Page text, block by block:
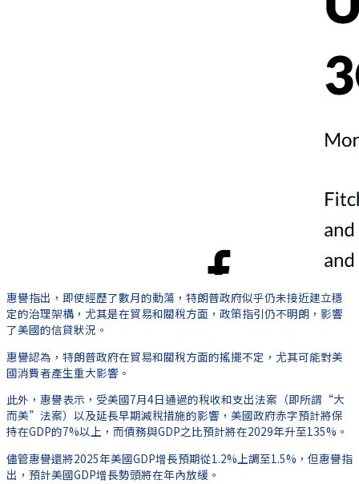
惠譽指出，即使經歷了數月的動蕩，特朗普政府似乎仍未接近建立穩
定的治理架構，尤其是在貿易和關稅方面，政策指引仍不明朗，影響
了美國的信貸狀況。
惠譽認為，特朗普政府在貿易和關稅方面的搖擺不定，尤其可能對美
國消費者產生重大影響。
此外，惠譽表示，受美國7月4日通過的稅收和支出法案（即所謂“大
而美”法案）以及延長早期減稅措施的影響，美國政府赤字預計將保
持在GDP的7%以上，而債務與GDP之比預計將在2029年升至135%。
儘管惠譽還將2025年美國GDP增長預期從1.2%上調至1.5%，但惠譽指
出，預計美國GDP增長勢頭將在年內放緩。